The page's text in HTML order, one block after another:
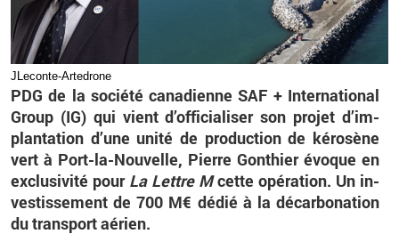
JLe­conte-Ar­te­drone
PDG de la so­ciété ca­na­dienne SAF + In­ter­na­tio­nal
Group (IG) qui vient d’of­fi­cia­li­ser son pro­jet d’im­
plan­ta­tion d’une unité de pro­duc­tion de ké­ro­sène
vert à Port-la-Nou­velle, Pierre Gon­thier évoque en
ex­clu­si­vité pour La Lettre Mcette opé­ra­tion. Un in­
ves­tis­se­ment de 700 M€ dédié à la dé­car­bo­na­tion
du trans­port aé­rien.